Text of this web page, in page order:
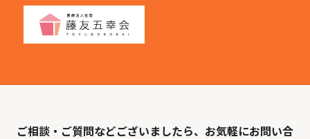
ご相談・ご質問などございましたら、お気軽にお問い合